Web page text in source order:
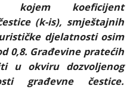
kojem koeficijent
(k-is), smještajnih
djelatnosti osim
0,8. Građevine pratećih
u okviru dozvoljenog
građevne čestice.